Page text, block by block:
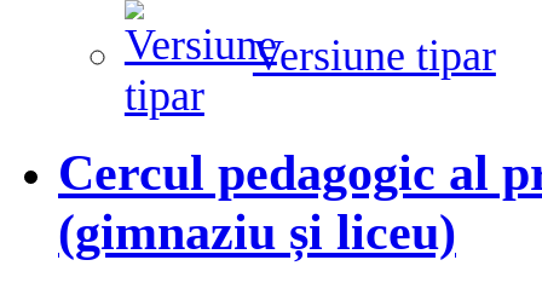
Versiune tipar
Cercul pedagogic al
(gimnaziu și liceu)